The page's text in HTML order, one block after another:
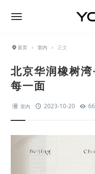
首页 › 室内 › 正文
北京华润橡树
每一面
室内 2023-10-20